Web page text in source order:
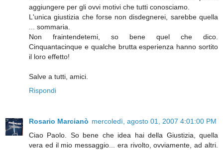
aggiungere per gli ovvi motivi che tutti conosciamo.
L'unica giustizia che forse non disdegnerei, sarebbe quella
... sommaria.
Non fraintendetemi, so bene quel che dico.
Cinquantacinque e qualche brutta esperienza hanno sortito
il loro effetto!
Salve a tutti, amici.
Rispondi
Rosario Marcianò mercoledì, agosto 01, 2007 4:01:00 PM
Ciao Paolo. So bene che idea hai della Giustizia, quella
vera ed il mio messaggio... era rivolto, ovviamente, ad altri.